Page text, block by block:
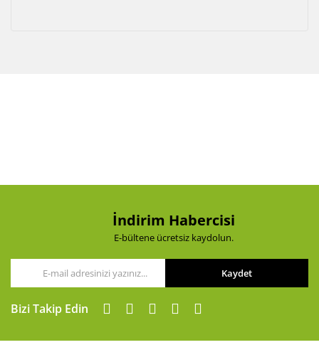
İndirim Habercisi
E-bültene ücretsiz kaydolun.
Kaydet
Bizi Takip Edin